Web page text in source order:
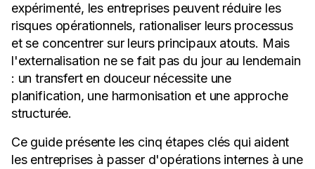
expérimenté, les entreprises peuvent réduire les
risques opérationnels, rationaliser leurs processus
et se concentrer sur leurs principaux atouts. Mais
l'externalisation ne se fait pas du jour au lendemain
: un transfert en douceur nécessite une
planification, une harmonisation et une approche
structurée.
Ce guide présente les cinq étapes clés qui aident
les entreprises à passer d'opérations internes à une